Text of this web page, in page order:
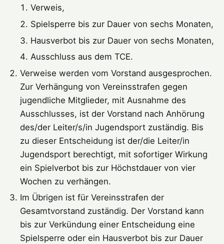
Verweis,
Spielsperre bis zur Dauer von sechs Monaten,
Hausverbot bis zur Dauer von sechs Monaten,
Ausschluss aus dem TCE.
Verweise werden vom Vorstand ausgesprochen.
Zur Verhängung von Vereinsstrafen gegen
jugendliche Mitglieder, mit Ausnahme des
Ausschlusses, ist der Vorstand nach Anhörung
des/der Leiter/s/in Jugendsport zuständig. Bis
zu dieser Entscheidung ist der/die Leiter/in
Jugendsport berechtigt, mit sofortiger Wirkung
ein Spielverbot bis zur Höchstdauer von vier
Wochen zu verhängen.
Im Übrigen ist für Vereinsstrafen der
Gesamtvorstand zuständig. Der Vorstand kann
bis zur Verkündung einer Entscheidung eine
Spielsperre oder ein Hausverbot bis zur Dauer